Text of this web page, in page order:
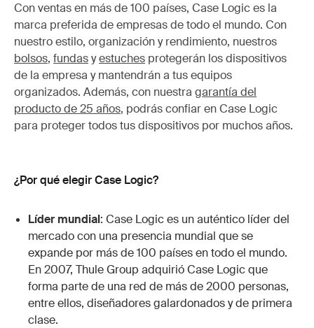
Con ventas en más de 100 países, Case Logic es la
marca preferida de empresas de todo el mundo. Con
nuestro estilo, organización y rendimiento, nuestros
bolsos, fundasyestuches protegerán los dispositivos
de la empresa y mantendrán a tus equipos
organizados. Además, con nuestra garantía del
producto de 25 años, podrás confiar en Case Logic
para proteger todos tus dispositivos por muchos años.
¿Por qué elegir Case Logic?
Líder mundial: Case Logic es un auténtico líder del
mercado con una presencia mundial que se
expande por más de 100 países en todo el mundo.
En 2007, Thule Group adquirió Case Logic que
forma parte de una red de más de 2000 personas,
entre ellos, diseñadores galardonados y de primera
clase.